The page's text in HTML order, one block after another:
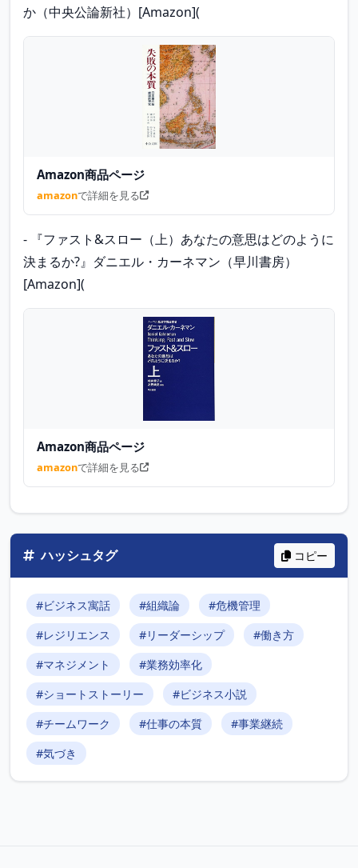
か（中央公論新社）[Amazon](
Amazon商品ページ
amazonで詳細を見る
- 『ファスト&スロー（上）あなたの意思はどのように
決まるか?』ダニエル・カーネマン（早川書房）
[Amazon](
Amazon商品ページ
amazonで詳細を見る
ハッシュタグ コピー
#ビジネス寓話 #組織論
#危機管理
#レジリエンス
#リーダーシップ
#働き方
#マネジメント
#業務効率化
#ショートストーリー
#ビジネス小説
#チームワーク
#仕事の本質
#事業継続
#気づき